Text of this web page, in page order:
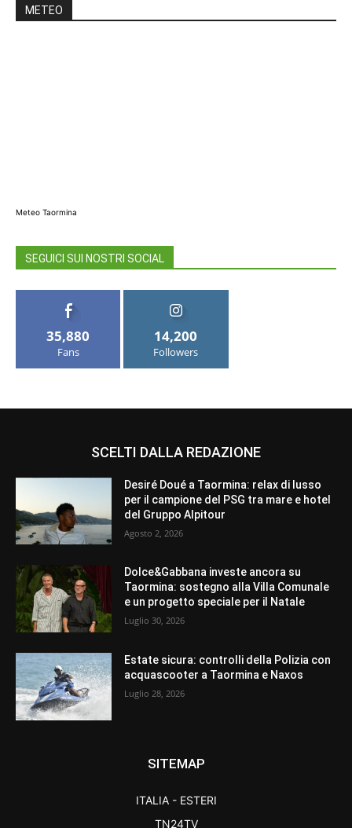
METEO
Meteo Taormina
SEGUICI SUI NOSTRI SOCIAL
35,880
Fans
14,200
Followers
SCELTI DALLA REDAZIONE
Desiré Doué a Taormina: relax di lusso
per il campione del PSG tra mare e hotel
del Gruppo Alpitour
Agosto 2, 2026
Dolce&Gabbana investe ancora su
Taormina: sostegno alla Villa Comunale
e un progetto speciale per il Natale
Luglio 30, 2026
Estate sicura: controlli della Polizia con
acquascooter a Taormina e Naxos
Luglio 28, 2026
SITEMAP
ITALIA - ESTERI
TN24TV